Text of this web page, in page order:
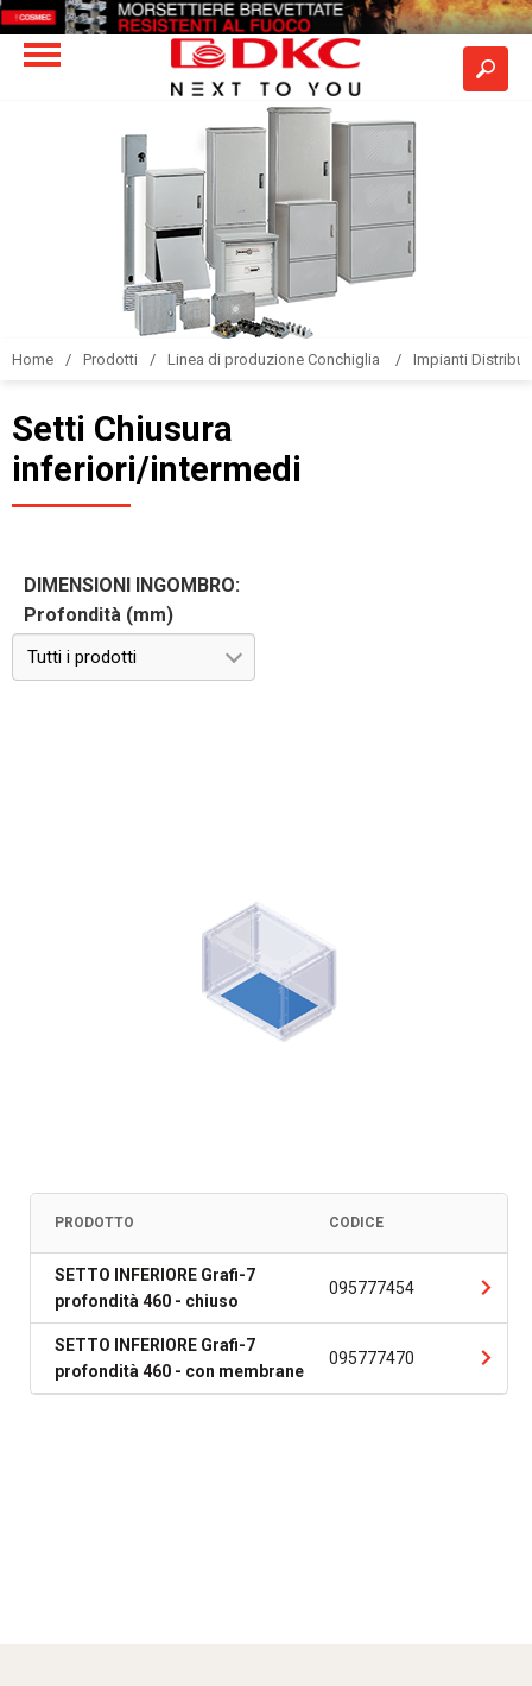
Home Prodotti Linea di produzione Conchiglia Impianti
Setti Chiusura
inferiori/intermedi
DIMENSIONI INGOMBRO:
Profondità (mm)
Tutti i prodotti
PRODOTTO CODICE
SETTO INFERIORE Grafi-7
profondità 460 - chiuso
095777454
SETTO INFERIORE Grafi-7
profondità 460 - con membrane
095777470